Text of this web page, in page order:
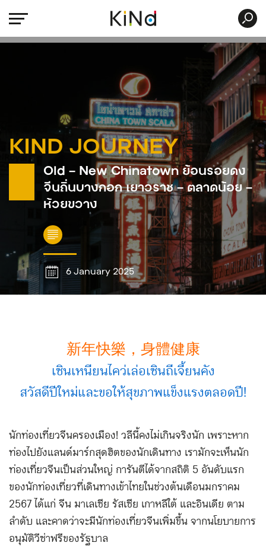
KIND JOURNEY
Old – New Chinatown ย้อนรอยดง
จีนถิ่นบางกอก เยาวราช – ตลาดน้อย –
ห้วยขวาง
6 January 2025
新年快樂，身體健康
เซินเหนียนไคว่เล่อเซินถีเจี้ยนคัง
สวัสดีปีใหม่และขอให้สุขภาพแข็งแรงตลอดปี!
นักท่องเที่ยวจีนครองเมือง! วลีนี้คงไม่เกินจริงนัก เพราะหาก
ท่องไปยังแลนด์มาร์กสุดฮิตของนักเดินทาง เรามักจะเห็นนัก
ท่องเที่ยวจีนเป็นส่วนใหญ่ การันตีได้จากสถิติ 5 อันดับแรก
ของนักท่องเที่ยวที่เดินทางเข้าไทยในช่วงต้นเดือนมกราคม
2567 ได้แก่ จีน มาเลเซีย รัสเซีย เกาหลีใต้ และอินเดีย ตาม
ลำดับ และคาดว่าจะมีนักท่องเที่ยวจีนเพิ่มขึ้น จากนโยบายการ
อนุมัติวีซ่าฟรีของรัฐบาล